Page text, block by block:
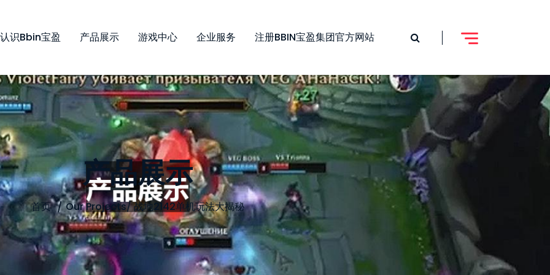
认识bbin宝盈 产品展示 游戏中心 企业服务 注册BBIN宝盈集团官方网站
产品展示
首页 Our Projects/战地2142单机玩法大揭秘